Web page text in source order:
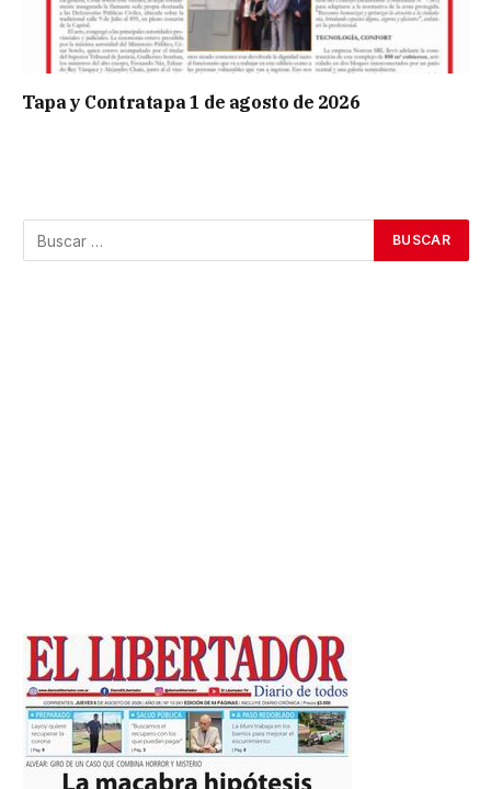
Tapa y Contratapa 1 de agosto de 2026